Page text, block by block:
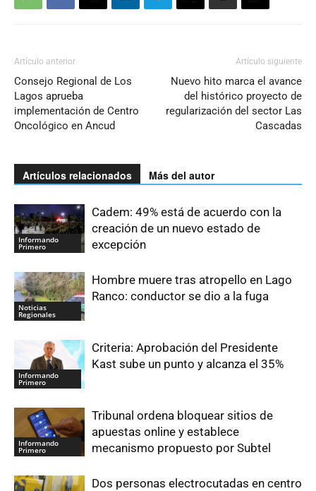
Artículo anterior
Consejo Regional de Los
Lagos aprueba
implementación de Centro
Oncológico en Ancud
Artículo siguiente
Nuevo hito marca el avance
del histórico proyecto de
regularización del sector Las
Cascadas
Artículos relacionados Más del autor
Informando
Primero
Cadem: 49% está de acuerdo con la
creación de un nuevo estado de
excepción
Noticias
Regionales
Hombre muere tras atropello en Lago
Ranco: conductor se dio a la fuga
Informando
Primero
Criteria: Aprobación del Presidente
Kast sube un punto y alcanza el 35%
Informando
Primero
Tribunal ordena bloquear sitios de
apuestas online y establece
mecanismo propuesto por Subtel
Dos personas electrocutadas en centro